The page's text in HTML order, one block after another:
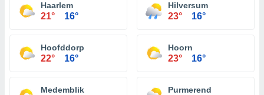
Haarlem
21° 16°
Hilversum
23° 16°
Hoofddorp
22° 16°
Hoorn
23° 16°
Medemblik Purmerend